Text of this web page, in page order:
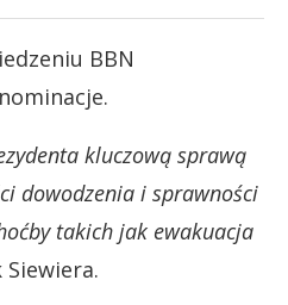
BBN
kluczową sprawą
dowodzenia i sprawności
takich jak ewakuacja
Siewiera.